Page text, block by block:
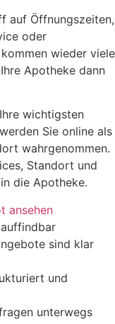
auf Öffnungszeiten,
oder
wieder viele
Apotheke dann
wichtigsten
Sie online als
wahrgenommen.
Standort und
die Apotheke.
ansehen
sind klar
und
unterwegs